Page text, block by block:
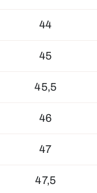
44
45
45,5
46
47
47,5